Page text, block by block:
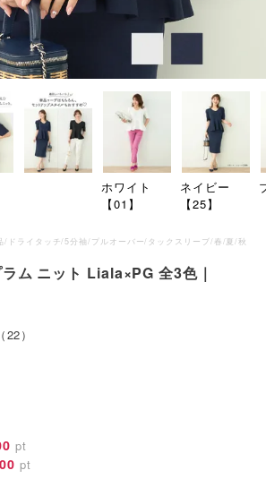
ホワイト
【01】
ネイビー
【25】
/ドライタッチ/5分袖/プルオーバー/タックスリーブ/春/夏/秋
ム ニット Liala×PG 全3色｜
（22）
pt
pt